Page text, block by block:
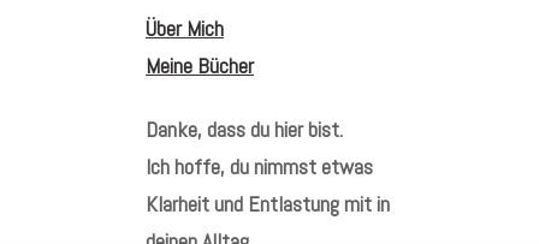
Über Mich
Meine Bücher
Danke, dass du hier bist.
Ich hoffe, du nimmst etwas
Klarheit und Entlastung mit in